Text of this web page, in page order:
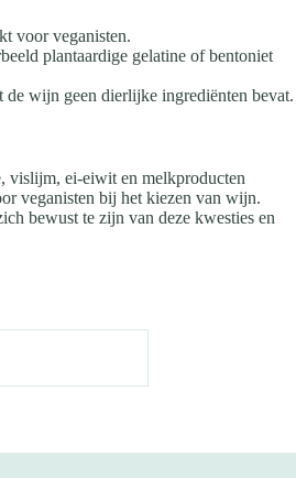
voor veganisten.
plantaardige gelatine of bentoniet
de wijn geen dierlijke ingrediënten bevat.
vislijm, ei-eiwit en melkproducten
veganisten bij het kiezen van wijn.
bewust te zijn van deze kwesties en